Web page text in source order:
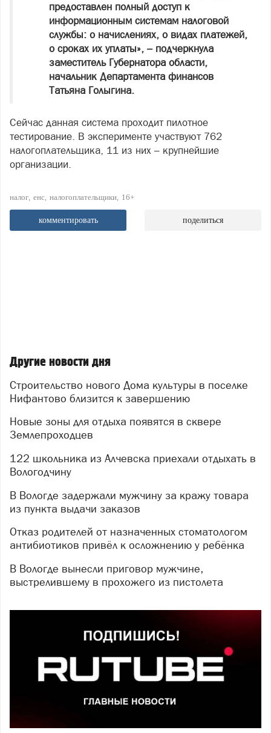
предоставлен полный доступ к
информационным системам налоговой
службы: о начислениях, о видах платежей,
о сроках их уплаты», – подчеркнула
заместитель Губернатора области,
начальник Департамента финансов
Татьяна Голыгина.
Сейчас данная система проходит пилотное
тестирование. В эксперименте участвуют 762
налогоплательщика, 11 из них – крупнейшие
организации.
налог енс налогоплательщики 16+
комментировать поделиться
Другие новости дня
Строительство нового Дома культуры в поселке
Нифантово близится к завершению
Новые зоны для отдыха появятся в сквере
Землепроходцев
122 школьника из Алчевска приехали отдыхать в
Вологодчину
В Вологде задержали мужчину за кражу товара
из пункта выдачи заказов
Отказ родителей от назначенных стоматологом
антибиотиков привёл к осложнению у ребёнка
В Вологде вынесли приговор мужчине,
выстрелившему в прохожего из пистолета